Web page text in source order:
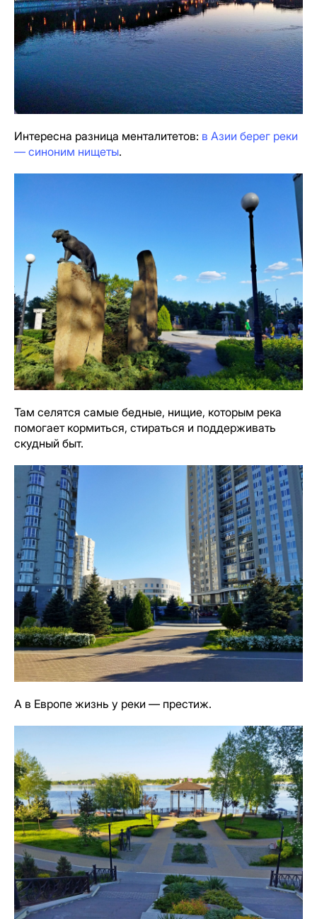
Интересна разница менталитетов: в Азии берег реки
— синоним нищеты.
Там селятся самые бедные, нищие, которым река
помогает кормиться, стираться и поддерживать
скудный быт.
А в Европе жизнь у реки — престиж.